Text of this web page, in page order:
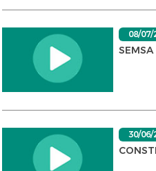
08/07/
30/06/